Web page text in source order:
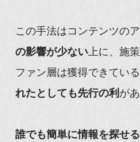
この手法はコンテンツの
の影響が少ない 上に、施
ファン層は獲得できてい
れたとしても先行の利 が
誰でも簡単に情報を探せ